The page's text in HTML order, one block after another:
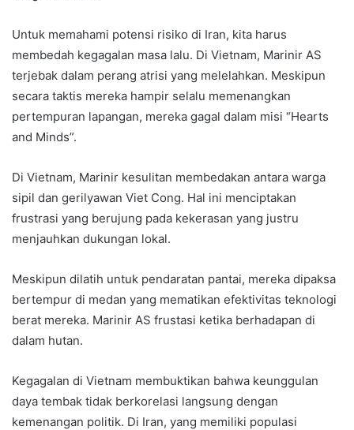
Untuk memahami potensi risiko di Iran, kita harus
membedah kegagalan masa lalu. Di Vietnam, Marinir AS
terjebak dalam perang atrisi yang melelahkan. Meskipun
secara taktis mereka hampir selalu memenangkan
pertempuran lapangan, mereka gagal dalam misi “Hearts
and Minds”.
Di Vietnam, Marinir kesulitan membedakan antara warga
sipil dan gerilyawan Viet Cong. Hal ini menciptakan
frustrasi yang berujung pada kekerasan yang justru
menjauhkan dukungan lokal.
Meskipun dilatih untuk pendaratan pantai, mereka dipaksa
bertempur di medan yang mematikan efektivitas teknologi
berat mereka. Marinir AS frustasi ketika berhadapan di
dalam hutan.
Kegagalan di Vietnam membuktikan bahwa keunggulan
daya tembak tidak berkorelasi langsung dengan
kemenangan politik. Di Iran, yang memiliki populasi